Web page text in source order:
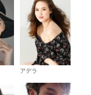
アデラ